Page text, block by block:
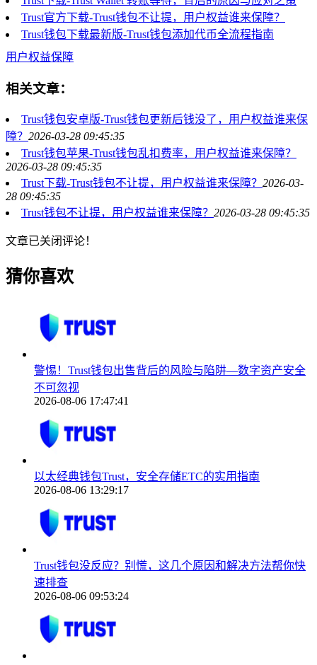
Trust官方下载-Trust钱包不让提，用户权益谁来保障？
Trust钱包下载最新版-Trust钱包添加代币全流程指南
用户权益保障
相关文章：
Trust钱包安卓版-Trust钱包更新后钱没了，用户权益谁来保
障？ 2026-03-28 09:45:35
Trust钱包苹果-Trust钱包乱扣费率，用户权益谁来保障？
2026-03-28 09:45:35
Trust下载-Trust钱包不让提，用户权益谁来保障？ 2026-03-
28 09:45:35
Trust钱包不让提，用户权益谁来保障？ 2026-03-28 09:45:35
文章已关闭评论！
猜你喜欢
警惕！Trust钱包出售背后的风险与陷阱—数字资产安全
不可忽视
2026-08-06 17:47:41
以太经典钱包Trust，安全存储ETC的实用指南
2026-08-06 13:29:17
Trust钱包没反应？别慌，这几个原因和解决方法帮你快
速排查
2026-08-06 09:53:24